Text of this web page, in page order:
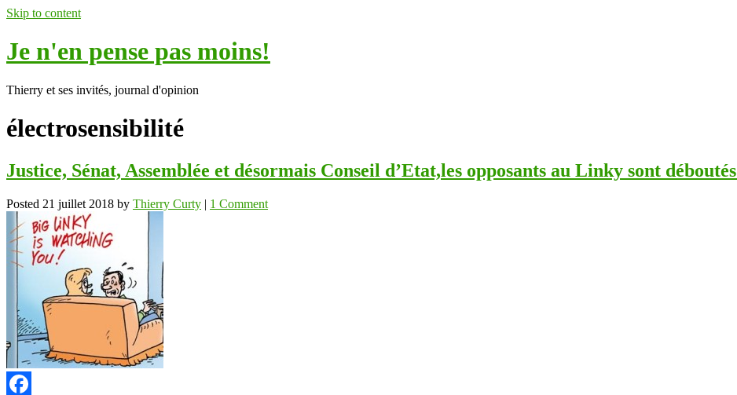
Skip to content
Je n'en pense pas moins!
Thierry et ses invités, journal d'opinion
électrosensibilité
Justice, Sénat, Assemblée et désormais Conseil d’Etat,les opposants au Linky sont
Posted 21 juillet 2018 by Thierry Curty | 1 Comment